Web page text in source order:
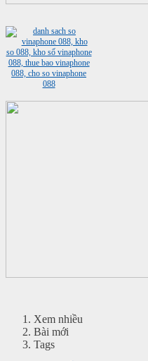
Xem nhiều
Bài mới
Tags